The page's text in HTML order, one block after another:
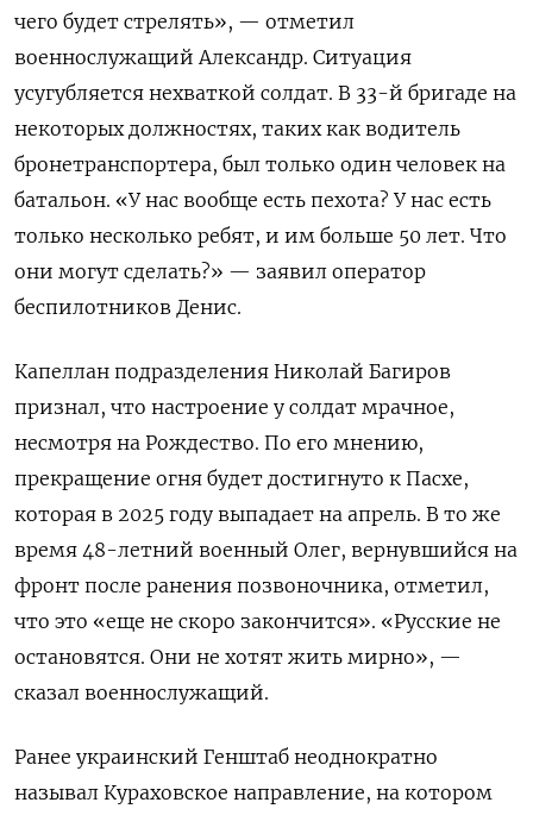
чего будет стрелять», — отметил
военнослужащий Александр. Ситуация
усугубляется нехваткой солдат. В 33-й бригаде на
некоторых должностях, таких как водитель
бронетранспортера, был только один человек на
батальон. «У нас вообще есть пехота? У нас есть
только несколько ребят, и им больше 50 лет. Что
они могут сделать?» — заявил оператор
беспилотников Денис.
Капеллан подразделения Николай Багиров
признал, что настроение у солдат мрачное,
несмотря на Рождество. По его мнению,
прекращение огня будет достигнуто к Пасхе,
которая в 2025 году выпадает на апрель. В то же
время 48-летний военный Олег, вернувшийся на
фронт после ранения позвоночника, отметил,
что это «еще не скоро закончится». «Русские не
остановятся. Они не хотят жить мирно», —
сказал военнослужащий.
Ранее украинский Генштаб неоднократно
называл Кураховское направление, на котором